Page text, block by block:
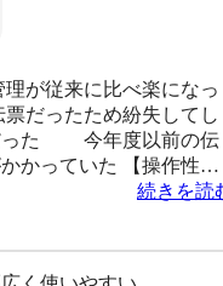
ったため紛失してし
った 今年度以前の伝
かっていた 【操作性・
サポート面】 ・事務方
続きを読